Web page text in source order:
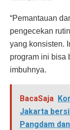
“Pemantauan
pengecekan
yang konsisten.
program ini bisa
imbuhnya.
BacaSaja
Jakarta
Pangdam